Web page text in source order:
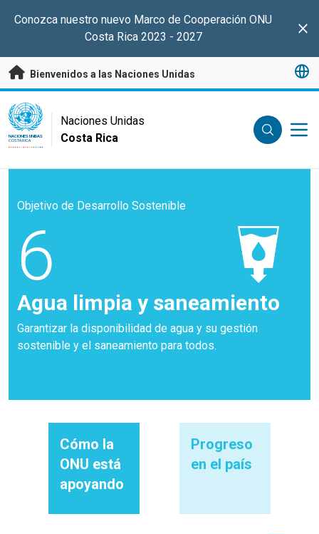
Conozca nuestro nuevo Marco de Cooperación ONU
Costa Rica 2023 - 2027
Bienvenidos a las Naciones Unidas
UN Logo
NACIONES UNIDAS
COSTA RICA
Naciones Unidas
Costa Rica
Objetivo de Desarrollo Sostenible
6
Agua limpia y saneamiento
Garantizar la disponibilidad de agua y su gestión
sostenible y el saneamiento para todos.
Cómo la
ONU está
apoyando
Progreso
en el país